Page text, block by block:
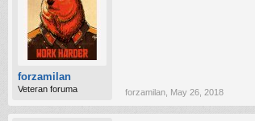
forzamilan
Veteran foruma forzamilan May 26, 2018